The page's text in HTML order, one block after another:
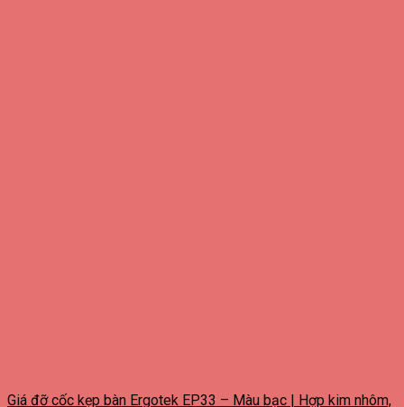
Giá đỡ cốc kẹp bàn Ergotek EP33 – Màu bạc | Hợp kim nhôm,